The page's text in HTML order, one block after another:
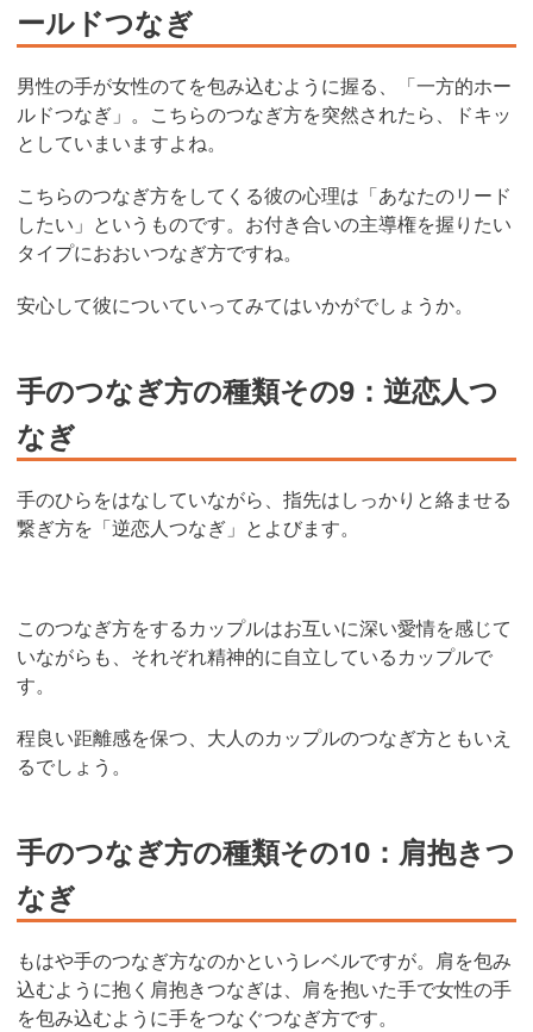
ールドつなぎ
男性の手が女性のてを包み込むように握る、「一方的ホー
ルドつなぎ」。こちらのつなぎ方を突然されたら、ドキッ
としていまいますよね。
こちらのつなぎ方をしてくる彼の心理は「あなたのリード
したい」というものです。お付き合いの主導権を握りたい
タイプにおおいつなぎ方ですね。
安心して彼についていってみてはいかがでしょうか。
手のつなぎ方の種類その9：逆恋人つ
なぎ
手のひらをはなしていながら、指先はしっかりと絡ませる
繋ぎ方を「逆恋人つなぎ」とよびます。
このつなぎ方をするカップルはお互いに深い愛情を感じて
いながらも、それぞれ精神的に自立しているカップルで
す。
程良い距離感を保つ、大人のカップルのつなぎ方ともいえ
るでしょう。
手のつなぎ方の種類その10：肩抱きつ
なぎ
もはや手のつなぎ方なのかというレベルですが。肩を包み
込むように抱く肩抱きつなぎは、肩を抱いた手で女性の手
を包み込むように手をつなぐつなぎ方です。